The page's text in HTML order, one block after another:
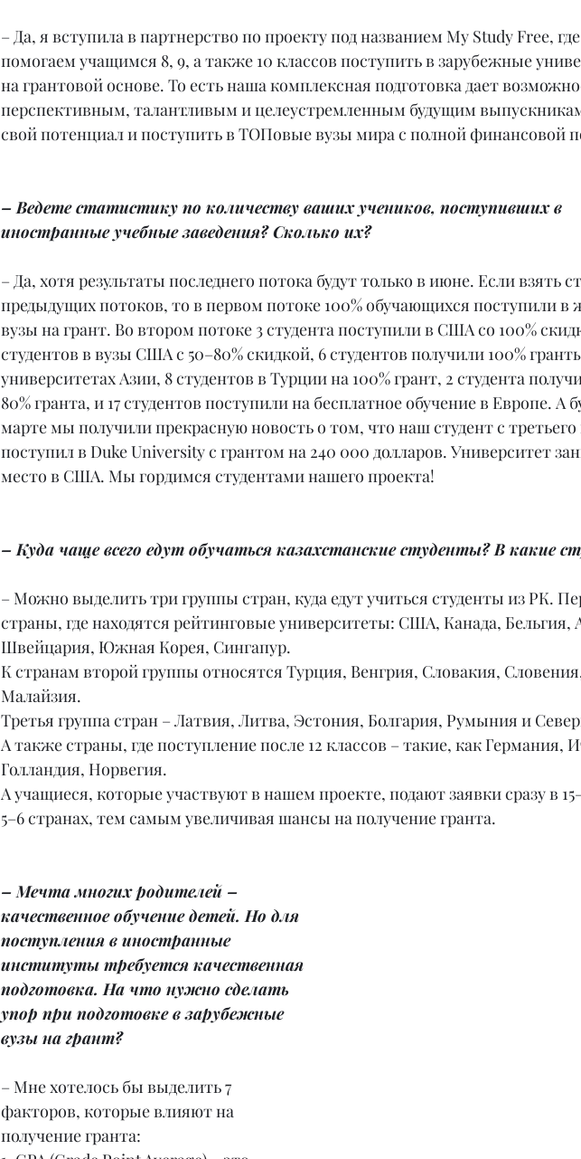
– Да, я вступила в партнерство по проекту под названием My Study Free,
помогаем учащимся 8, 9, а также 10 классов поступить в зарубежные
на грантовой основе. То есть наша комплексная подготовка дает
перспективным, талантливым и целеустремленным будущим
свой потенциал и поступить в ТОПовые вузы мира с полной финансовой
– Ведете статистику по количеству ваших учеников, поступивших в
иностранные учебные заведения? Сколько их?
– Да, хотя результаты последнего потока будут только в июне. Если взять
предыдущих потоков, то в первом потоке 100% обучающихся поступили в
вузы на грант. Во втором потоке 3 студента поступили в США со 100%
студентов в вузы США с 50–80% скидкой, 6 студентов получили 100%
университетах Азии, 8 студентов в Турции на 100% грант, 2 студента
80% гранта, и 17 студентов поступили на бесплатное обучение в Европе. А
марте мы получили прекрасную новость о том, что наш студент с третьего
поступил в Duke University с грантом на 240 000 долларов. Университет
место в США. Мы гордимся студентами нашего проекта!
– Куда чаще всего едут обучаться казахстанские студенты? В какие
– Можно выделить три группы стран, куда едут учиться студенты из РК.
страны, где находятся рейтинговые университеты: США, Канада, Бельгия,
Швейцария, Южная Корея, Сингапур.
К странам второй группы относятся Турция, Венгрия, Словакия,
Малайзия.
Третья группа стран – Латвия, Литва, Эстония, Болгария, Румыния и
А также страны, где поступление после 12 классов – такие, как Германия,
Голландия, Норвегия.
А учащиеся, которые участвуют в нашем проекте, подают заявки сразу в
5–6 странах, тем самым увеличивая шансы на получение гранта.
– Мечта многих родителей –
качественное обучение детей. Но для
поступления в иностранные
институты требуется качественная
подготовка. На что нужно сделать
упор при подготовке в зарубежные
вузы на грант?
– Мне хотелось бы выделить 7
факторов, которые влияют на
получение гранта: